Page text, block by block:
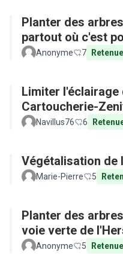
Planter des
partout où c'est
Anonyme 7 Retenue
Limiter l'éclairage
Cartoucherie-
Navillus76 6
Végétalisation de
Marie-Pierre 5
Planter des
voie verte de
Anonyme 5 Retenue